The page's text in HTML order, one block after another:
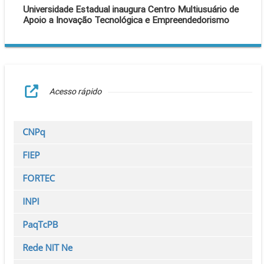
Universidade Estadual inaugura Centro Multiusuário de
Apoio a Inovação Tecnológica e Empreendedorismo
Acesso rápido
CNPq
FIEP
FORTEC
INPI
PaqTcPB
Rede NIT Ne